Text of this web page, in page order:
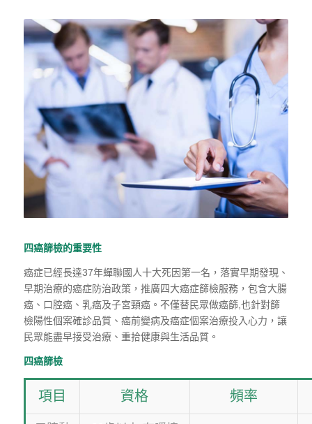
四癌篩檢的重要性
癌症已經長達37年蟬聯國人十大死因第一名 ， 落實早期發現、
早期治療的癌症防治政策， 推廣四大癌症篩檢服務， 包含大腸
癌、口腔癌、乳癌及子宮頸癌。不僅替民眾做癌篩,也針對篩
檢陽性個案確診品質、癌前變病及癌症個案治療投入心力 ， 讓
民眾能盡早接受治療、重拾健康與生活品質。
四癌篩檢
項目 資格 頻率